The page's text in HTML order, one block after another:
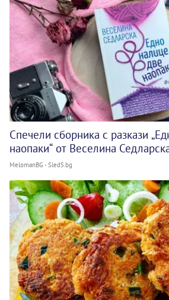
Спечели сборника с разкази
наопаки“ от Веселина
MelomanBG - Sled5.bg